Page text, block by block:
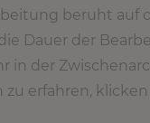
beruht auf
Dauer der
in der
erfahren, klicken